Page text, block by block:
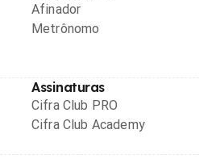
Afinador
Metrônomo
Assinaturas
Cifra Club PRO
Cifra Club Academy